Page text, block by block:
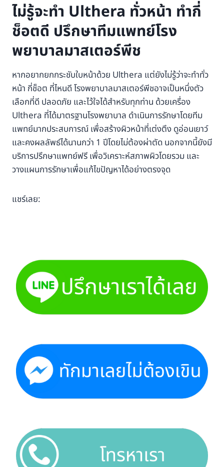
ไม่รู้จะทำ Ulthera ทั่วหน้า ทำกี่
ช็อตดี ปรึกษาทีมแพทย์โรง
พยาบาลมาสเตอร์พีช
หากอยากยกกระชับใบหน้าด้วย Ulthera แต่ยังไม่รู้ว่าจะทำทั่ว
หน้า กี่ช็อต ที่ไหนดี โรงพยาบาลมาสเตอร์พีชอาจเป็นหนึ่งตัว
เลือกที่ดี ปลอดภัย และไว้ใจได้สำหรับทุกท่าน ด้วยเครื่อง
Ulthera ที่ได้มาตรฐานโรงพยาบาล ดำเนินการรักษาโดยทีม
แพทย์มากประสบการณ์ เพื่อสร้างผิวหน้าที่เต่งตึง ดูอ่อนเยาว์
และคงผลลัพธ์ได้นานกว่า 1 ปีโดยไม่ต้องผ่าตัด นอกจากนี้ยังมี
บริการปรึกษาแพทย์ฟรี เพื่อวิเคราะห์สภาพผิวโดยรวม และ
วางแผนการรักษาเพื่อแก้ไขปัญหาได้อย่างตรงจุด
แชร์เลย: